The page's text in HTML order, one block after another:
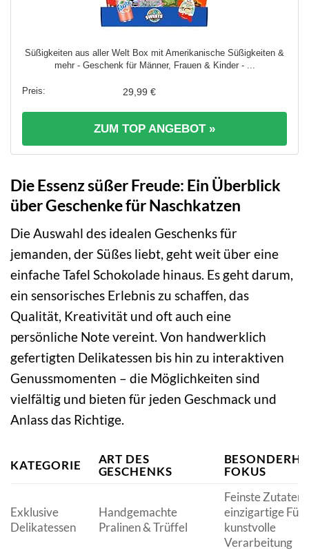
Süßigkeiten aus aller Welt Box mit Amerikanische Süßigkeiten &
mehr - Geschenk für Männer, Frauen & Kinder - ...
29,99 €
ZUM TOP ANGEBOT »
Die Essenz süßer Freude: Ein Überblick
über Geschenke für Naschkatzen
Die Auswahl des idealen Geschenks für
jemanden, der Süßes liebt, geht weit über eine
einfache Tafel Schokolade hinaus. Es geht darum,
ein sensorisches Erlebnis zu schaffen, das
Qualität, Kreativität und oft auch eine
persönliche Note vereint. Von handwerklich
gefertigten Delikatessen bis hin zu interaktiven
Genussmomenten – die Möglichkeiten sind
vielfältig und bieten für jeden Geschmack und
Anlass das Richtige.
KATEGORIE
ART DES
GESCHENKS
FOKUS
Exklusive
Delikatessen
Handgemachte
Pralinen & Trüffel
Feinste Zutaten,
einzigartige
kunstvolle
Verarbeitung